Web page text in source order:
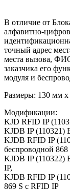
В отличие от
алфавитно-
точный адрес
места вызова,
заказчика его
модуля и
Размеры: 130 мм
Модификации:
KJD RFID IP
KJDB IP (110321)
KJDB RFID IP
беспроводной 868
KJDB IP (110322)
IP,
KJDB RFID IP
869 S с RFID IP